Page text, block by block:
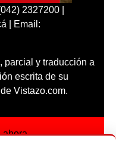
2327200 |
| Email:
parcial y traducción a
escrita de su
Vistazo.com.
ahora